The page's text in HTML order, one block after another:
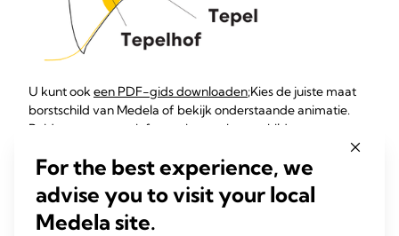
U kunt ookeen PDF-gids downloaden;Kies de juiste maat
borstschild van Medela of bekijk onderstaande animatie.
Beide geven extra informatie over borstschildmaten en
proberen.
For the best experience, we
advise you to visit your local
Medela site.